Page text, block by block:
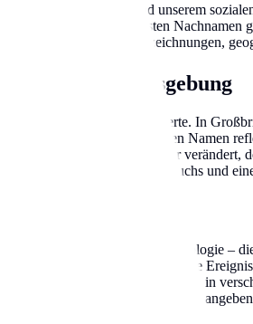
in unserer Identität und unserem
Analyse der beliebtesten
ihre Wurzeln in Berufsbezeichnungen,
der Namensgebung
sich über Jahrhunderte. In
Einwanderern. Die häufigsten Namen
haben sich Namensmuster
als die Bevölkerung wuchs und
und Etymologie
Geschichte in sich. Die Etymologie –
die auf alte Sprachen, historische
Viele Nachnamen lassen sich in
(die den Beruf des Vorfahren